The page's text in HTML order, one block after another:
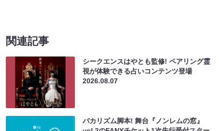
関連記事
シークエンスはやとも監修! ペアリング霊
視が体験できる占いコンテンツ登場
2026.08.07
バカリズム脚本! 舞台『ノンレムの窓』